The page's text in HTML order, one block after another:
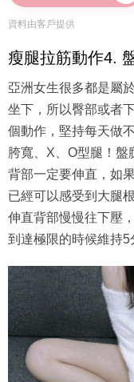
資料由客戶提供
瘦腿拉筋動作4.
亞洲女生很多都是屬
坐下，所以臀部或者
個動作，堅持每天做
胯寬、X、O型腿！
背部一定要伸直，如
已經可以感受到大腿
伸直背部慢慢往下壓
到達極限的時候維持5